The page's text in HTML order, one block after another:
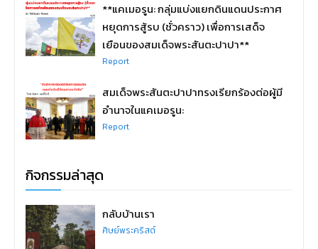
**แคเมอรูน: กลุ่มแบ่งแยกดินแดนประกาศ
หยุดการสู้รบ (ชั่วคราว) เพื่อการเสด็จ
เยือนของสมเด็จพระสันตะปาปา**
Report
สมเด็จพระสันตะปาปาทรงเรียกร้องต่อผู้มี
อำนาจในแคเมอรูน:
Report
กิจกรรมล่าสุด
กลับบ้านเรา
ศิษย์พระคริสต์